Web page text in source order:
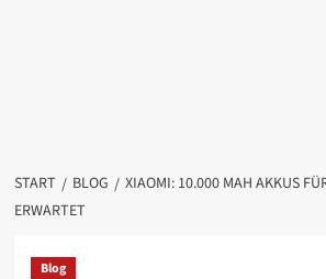
START BLOG
XIAOMI: 10.000 MAH AKKUS
ERWARTET
Blog